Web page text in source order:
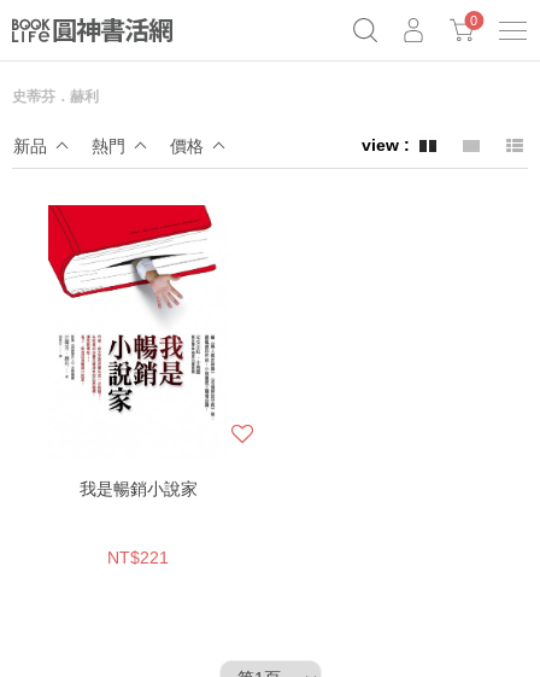
Netflix話題章魚小說！
0
史蒂芬．赫利
新品 熱門 價格
我是暢銷小說家
NT$221